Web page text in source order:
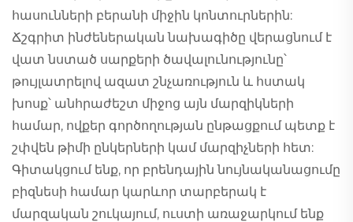
հասունների բերանի միջին կոնտուրներին:
Ճշգրիտ ինժեներական նախագիծը վերացնում է
վատ նստած սարքերի ծավալունությունը՝
թույլատրելով ազատ շնչառություն և հստակ
խոսք՝ անհրաժեշտ միջոց այն մարզիկների
համար, ովքեր գործողության ընթացքում պետք է
շփվեն թիմի ընկերների կամ մարզիչների հետ:
Գիտակցում ենք, որ բրենդային նույնականացումը
բիզնեսի համար կարևոր տարբերակ է
մարզական շուկայում, ուստի առաջարկում ենք